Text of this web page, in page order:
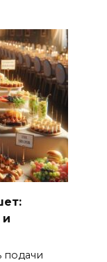
и
подачи